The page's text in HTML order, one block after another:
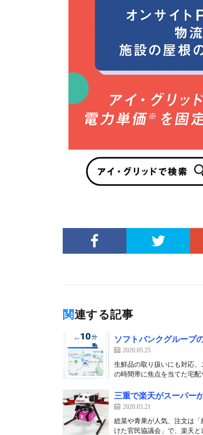
関連する記事
ソフトバンクグループ
2020.05.25
生鮮品の取り扱いにも対応
の時間帯に焦点を当てた宅
三重で楽天がスーパー
2020.03.21
総菜や青果が人気、注文は
けた官民協議会」で、楽天